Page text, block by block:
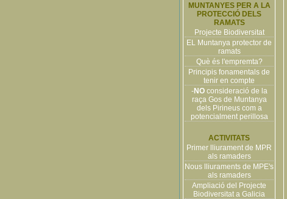
MUNTANYES PER A LA
PROTECCIÓ DELS
RAMATS
Projecte Biodiversitat
EL Muntanya protector de
ramats
Què és l'empremta?
Principis fonamentals de
tenir en compte
-NOconsideració de la
raça Gos de Muntanya
dels Pirineus com a
potencialment perillosa
ACTIVITATS
Primer lliurament de MPR
als ramaders
Nous lliuraments de MPE's
als ramaders
Ampliació del Projecte
Biodiversitat a Galicia